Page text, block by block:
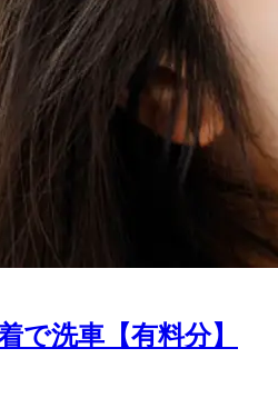
で洗車【有料分】